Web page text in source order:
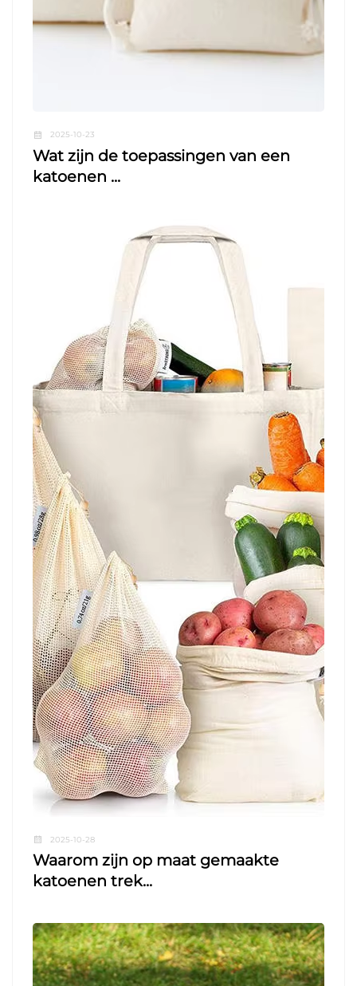
2025-10-23
Wat zijn de toepassingen van een
katoenen ...
2025-10-28
Waarom zijn op maat gemaakte
katoenen trek...